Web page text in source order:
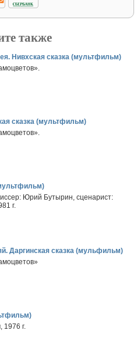
также
Нивхская сказка (мультфильм)
сказка (мультфильм)
Юрий Бутырин, сценарист:
г.
Даргинская сказка (мульфильм)
г.